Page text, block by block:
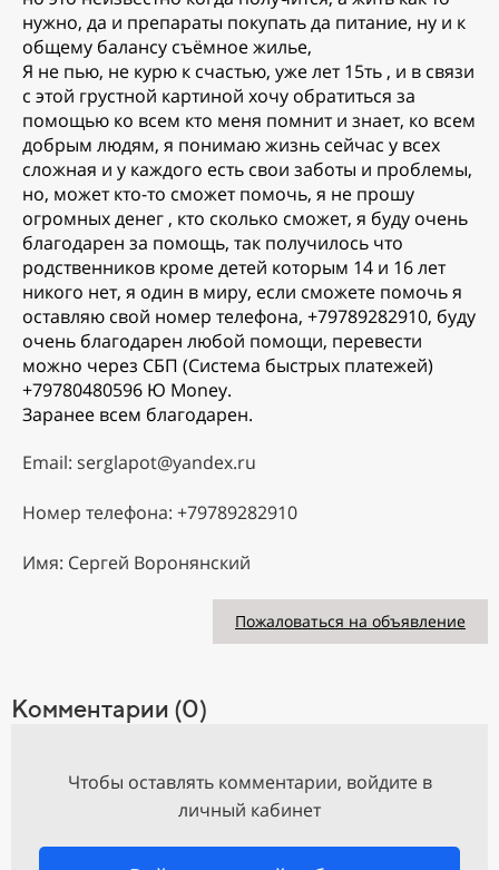
нужно, да и препараты покупать да питание, ну и к
общему балансу съёмное жилье,
Я не пью, не курю к счастью, уже лет 15ть , и в связи
с этой грустной картиной хочу обратиться за
помощью ко всем кто меня помнит и знает, ко всем
добрым людям, я понимаю жизнь сейчас у всех
сложная и у каждого есть свои заботы и проблемы,
но, может кто-то сможет помочь, я не прошу
огромных денег , кто сколько сможет, я буду очень
благодарен за помощь, так получилось что
родственников кроме детей которым 14 и 16 лет
никого нет, я один в миру, если сможете помочь я
оставляю свой номер телефона, +79789282910, буду
очень благодарен любой помощи, перевести
можно через СБП (Система быстрых платежей)
+79780480596 Ю Money.
Заранее всем благодарен.
Email: serglapot@yandex.ru
Номер телефона: +79789282910
Имя: Сергей Воронянский
Пожаловаться на объявление
Комментарии (0)
Чтобы оставлять комментарии, войдите в
личный кабинет